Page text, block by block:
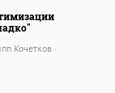
Кочетков